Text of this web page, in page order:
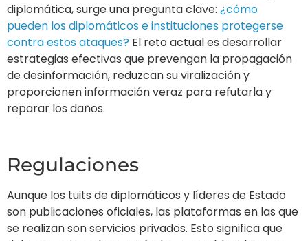
Aunque los tuits de diplomáticos y líderes de Estado
son publicaciones oficiales, las plataformas en las que
se realizan son servicios privados. Esto significa que
deben seguir reglas y estándares establecidos por
estas plataformas, las cuales han evolucionado con el
tiempo debido a los riesgos del entorno digital.
el Capitolio,aparentemente incitados por
publicaciones de @realDonaldTrump. Frente a esto, la
plataforma X decidió suspender la cuenta. Este
evento generó un intenso debate sobre la libertad de
expresión (Manor, 2021).